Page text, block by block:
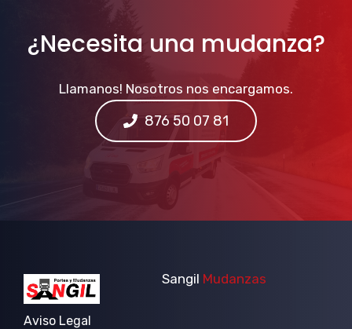
¿Necesita una mudanza?
Llamanos! Nosotros nos encargamos.
876 50 07 81
Sangil Mudanzas
Aviso Legal